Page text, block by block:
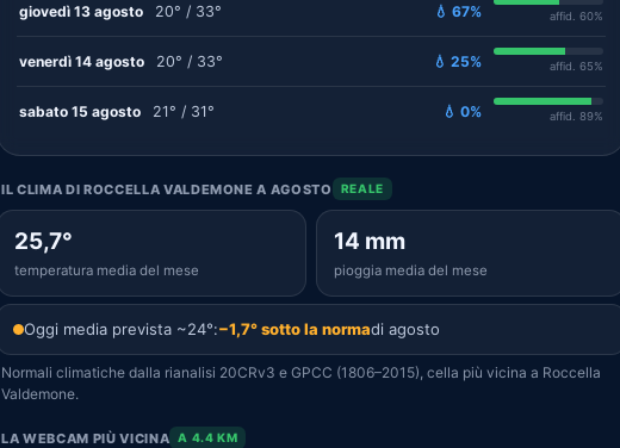
giovedì 13 agosto 20° / 33° 💧 67% affid. 60%
venerdì 14 agosto 20° / 33° 💧 25% affid. 65%
sabato 15 agosto 21° / 31° 💧 0% affid. 89%
IL CLIMA DI ROCCELLA VALDEMONE A AGOSTO REALE
25,7°
temperatura media del mese
14 mm
pioggia media del mese
Oggi media prevista ~24°:−1,7° sotto la normadi agosto
Normali climatiche dalla rianalisi 20CRv3 e GPCC (1806–2015), cella più vicina a Roccella
Valdemone.
LA WEBCAM PIÙ VICINA A 4.4 KM